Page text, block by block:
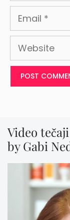
Email
Website
Video
by Gabi